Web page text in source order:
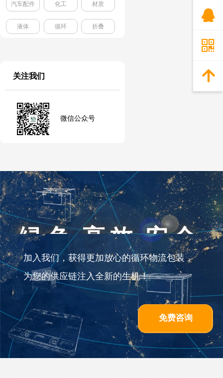
关注我们
微信公众号
汽车配件 化工 材质
液体 循环 折叠
绿色 高效 安全
加入我们，获得更加放心的循环物流包装，
为您的供应链注入全新的生机！
免费咨询
뀩
낃
녕